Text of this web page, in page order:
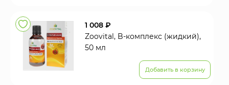
1 008 ₽
Zoovital, B-комплекс (жидкий),
50 мл
Добавить в корзину